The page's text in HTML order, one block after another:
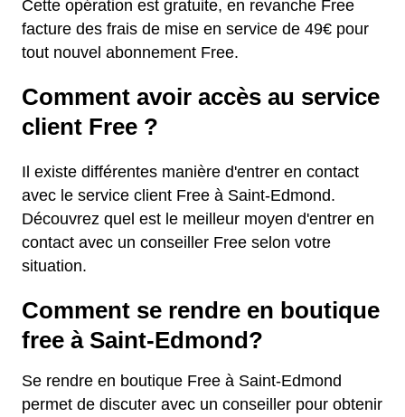
Cette opération est gratuite, en revanche Free
facture des frais de mise en service de 49€ pour
tout nouvel abonnement Free.
Comment avoir accès au service
client Free ?
Il existe différentes manière d'entrer en contact
avec le service client Free à Saint-Edmond.
Découvrez quel est le meilleur moyen d'entrer en
contact avec un conseiller Free selon votre
situation.
Comment se rendre en boutique
free à Saint-Edmond?
Se rendre en boutique Free à Saint-Edmond
permet de discuter avec un conseiller pour obtenir